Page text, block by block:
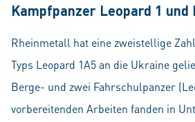
Kampfpanzer Leopard 1 und
Rheinmetall hat eine zweistellige
Typs Leopard 1A5 an die Ukraine
Berge- und zwei Fahrschulpanzer
vorbereitenden Arbeiten fanden in